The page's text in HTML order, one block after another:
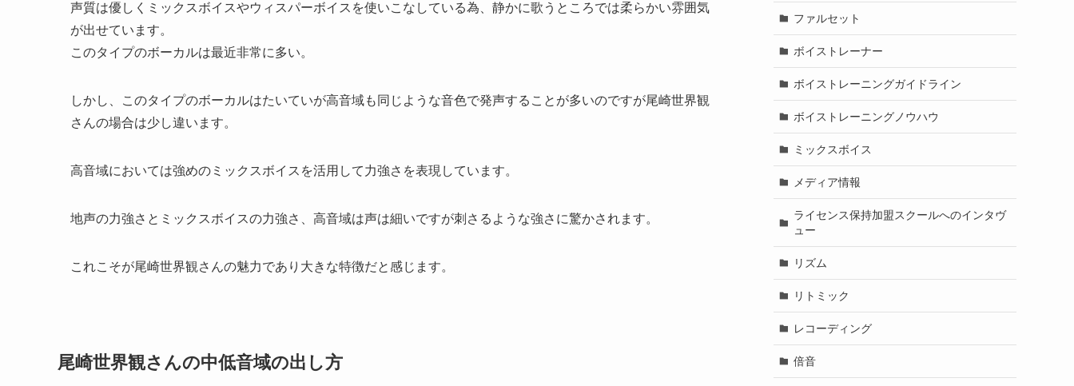
声質は優しくミックスボイスやウィスパーボイスを使いこなしている為、静かに歌うところでは柔らかい雰囲気
が出せています。
このタイプのボーカルは最近非常に多い。
しかし、このタイプのボーカルはたいていが高音域も同じような音色で発声することが多いのですが尾崎世界観
さんの場合は少し違います。
高音域においては強めのミックスボイスを活用して力強さを表現しています。
地声の力強さとミックスボイスの力強さ、高音域は声は細いですが刺さるような強さに驚かされます。
これこそが尾崎世界観さんの魅力であり大きな特徴だと感じます。
尾崎世界観さんの中低音域の出し方
ファルセット
ボイストレーナー
ボイストレーニングガイドライン
ボイストレーニングノウハウ
ミックスボイス
メディア情報
ライセンス保持加盟スクールへのインタヴ
ュー
リズム
リトミック
レコーディング
倍音